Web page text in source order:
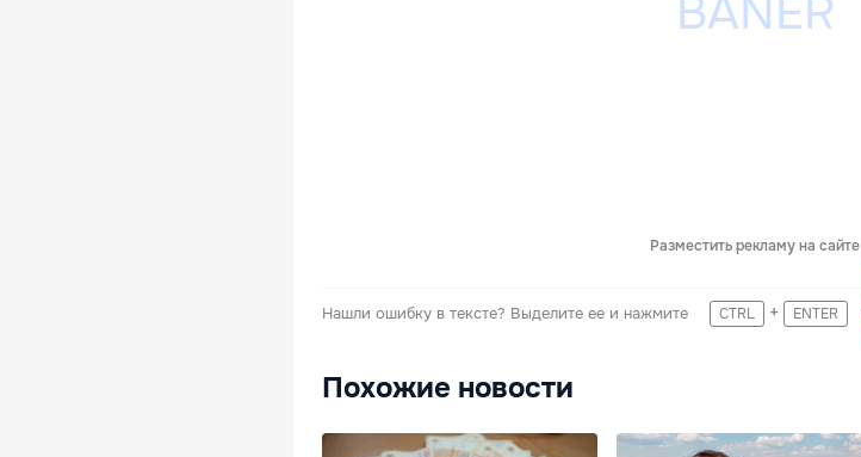
Разместить рекламу на сайте
Нашли ошибку в тексте? Выделите ее и нажмите CTRL + ENTER
Похожие новости